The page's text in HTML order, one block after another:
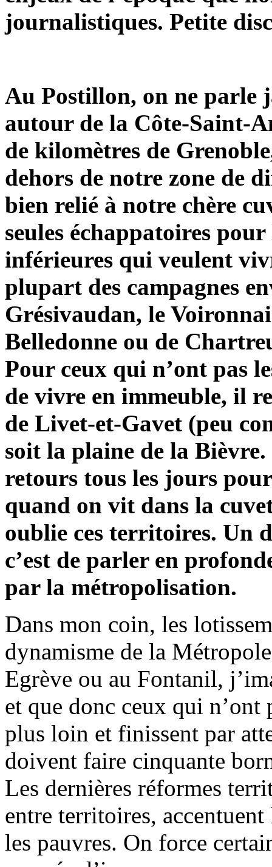
journalistiques. Petite
Au Postillon, on ne parle
autour de la Côte-Saint-
de kilomètres de
dehors de notre zone de
bien relié à notre chère
seules échappatoires pour
inférieures qui veulent
plupart des campagnes
Grésivaudan, le
Belledonne ou de
Pour ceux qui n’ont pas
de vivre en immeuble, il
de Livet-et-Gavet (peu
soit la plaine de la
retours tous les jours
quand on vit dans la
oublie ces territoires. Un
c’est de parler en
par la métropolisation.
Dans mon coin, les
dynamisme de la
Egrève ou au Fontanil,
et que donc ceux qui n’ont
plus loin et finissent par
doivent faire cinquante
Les dernières réformes
entre territoires,
les pauvres. On force